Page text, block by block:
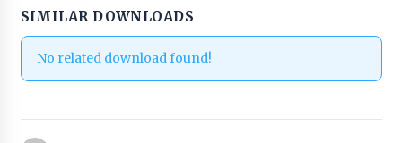
SIMILAR DOWNLOADS
No related download found!